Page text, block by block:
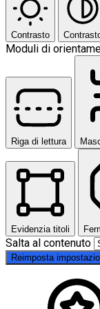
Contrasto
Moduli di
Riga di lettura
Evidenzia titoli
Salta al contenuto
Reimposta